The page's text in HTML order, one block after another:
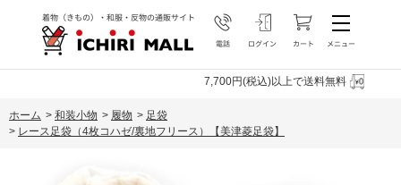
7,700円(税込)以上で送料無料
ホーム > 和装小物 > 履物 > 足袋
> レース足袋（4枚コハゼ/裏地フリース）【美津菱足袋】